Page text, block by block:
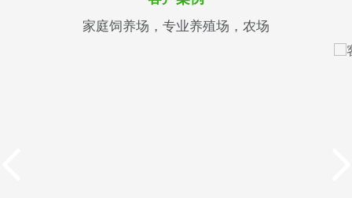
家庭饲养场，专业养殖场，农场